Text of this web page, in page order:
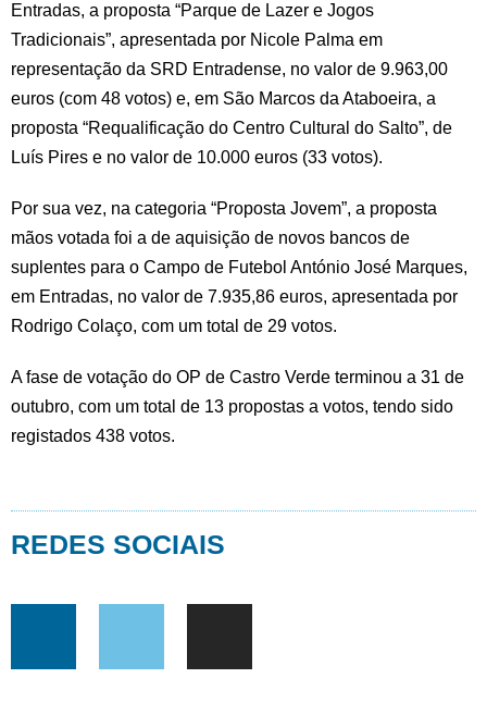
Entradas, a proposta “Parque de Lazer e Jogos
Tradicionais”, apresentada por Nicole Palma em
representação da SRD Entradense, no valor de 9.963,00
euros (com 48 votos) e, em São Marcos da Ataboeira, a
proposta “Requalificação do Centro Cultural do Salto”, de
Luís Pires e no valor de 10.000 euros (33 votos).
Por sua vez, na categoria “Proposta Jovem”, a proposta
mãos votada foi a de aquisição de novos bancos de
suplentes para o Campo de Futebol António José Marques,
em Entradas, no valor de 7.935,86 euros, apresentada por
Rodrigo Colaço, com um total de 29 votos.
A fase de votação do OP de Castro Verde terminou a 31 de
outubro, com um total de 13 propostas a votos, tendo sido
registados 438 votos.
REDES SOCIAIS